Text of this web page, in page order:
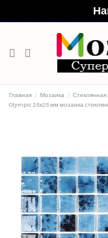
Главная Мозаика Стеклянная
Olympic 25x25 мм мозаика